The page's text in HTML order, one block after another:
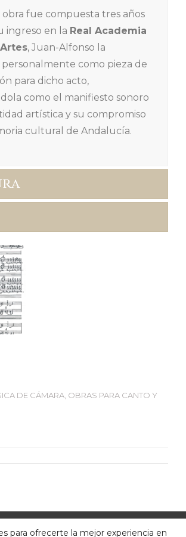
fue compuesta tres años
ingreso en la Real Academia
, Juan-Alfonso la
como pieza de
para dicho acto,
como el manifiesto sonoro
artística y su compromiso
cultural de Andalucía.
DE CÁMARA OBRAS PARA CANTO Y
para ofrecerte la mejor experiencia en